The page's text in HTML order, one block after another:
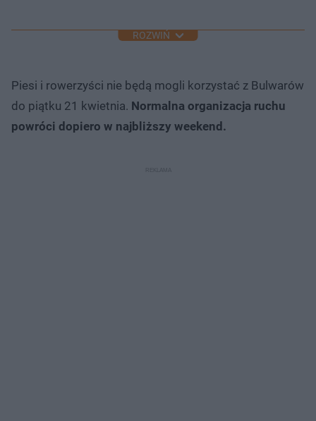
ROZWIŃ
Piesi i rowerzyści nie będą mogli korzystać z Bulwarów
do piątku 21 kwietnia. Normalna organizacja ruchu
powróci dopiero w najbliższy weekend.